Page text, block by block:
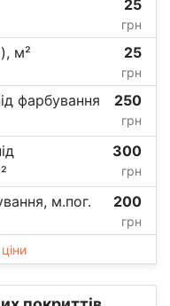
25
грн
м² 25
грн
фарбування
250
грн
300
грн
м.пог. 200
грн